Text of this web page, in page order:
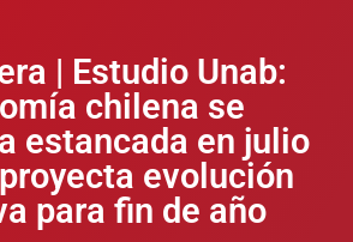
| Estudio Unab:
chilena se
estancada en julio
evolución
para fin de año